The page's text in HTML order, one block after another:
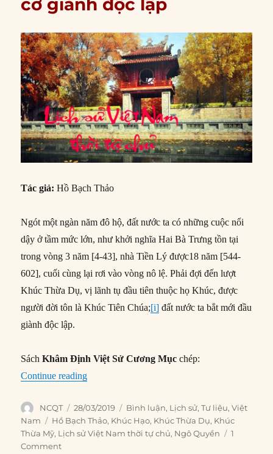
cơ giành độc lập
Tác giả:Hồ Bạch Thảo
Ngót một ngàn năm đô hộ, đất nước ta có những cuộc nổi
dậy ở tầm mức lớn, như khởi nghĩa Hai Bà Trưng tồn tại
trong vòng 3 năm [4-43], nhà Tiền Lý được18 năm [544-
602], cuối cùng lại rơi vào vòng nô lệ. Phải đợi đến lượt
Khúc Thừa Dụ, vị lãnh tụ đầu tiên thuộc họ Khúc, được
người đời tôn là Khúc Tiên Chúa;[i] đất nước ta bắt mới đầu
giành độc lập.
SáchKhâm Định Việt Sử Cương Mục chép:
Continue reading“Khúc Tiên Chúa nhân thời cơ giành độc lập”
Author
NCQT
Posted
on
28/03/2019 Categories
Bình luận, Lịch sử,Tư liệu,Việt
Nam
Tags
Hồ Bạch Thảo, Khúc Hạo, Khúc Thừa Dụ, Khúc
Thừa Mỹ, Lịch sử Việt Nam thời tự chủ, Ngô Quyền
1
Comment